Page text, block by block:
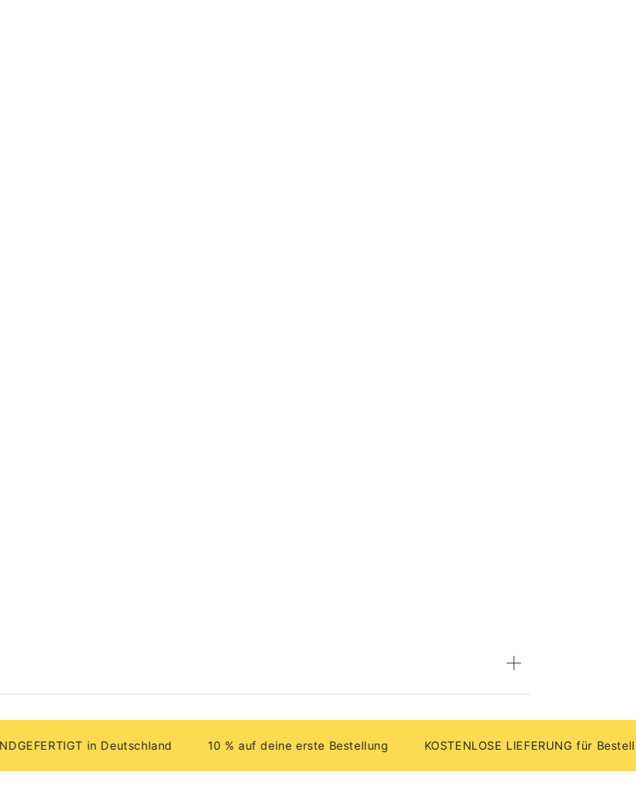
in Deutschland 10 % auf deine erste Bestellung KOSTENLOSE LIEFERUNG für